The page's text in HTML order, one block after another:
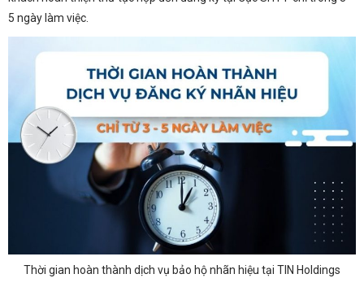
5 ngày làm việc.
Thời gian hoàn thành dịch vụ bảo hộ nhãn hiệu tại TIN Holdings